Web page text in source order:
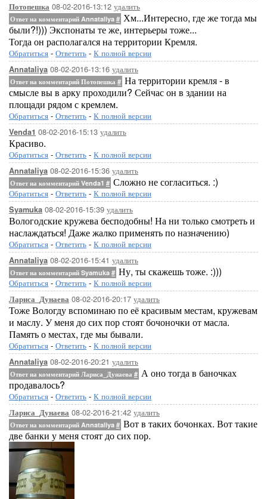
Потопешка 08-02-2016-13:12 удалить
Ответ на комментарий Annataliya # Хм...Интересно, где же тогда мы
были?!))) Экспонаты те же, интерьеры тоже...
Тогда он располагался на территории Кремля.
Обратиться - Ответить - К полной версии
Annataliya 08-02-2016-13:16 удалить
Ответ на комментарий Потопешка # На территории кремля - в
смысле вы в арку проходили? Сейчас он в здании на
площади рядом с кремлем.
Обратиться - Ответить - К полной версии
Venda1 08-02-2016-15:13 удалить
Красиво.
Обратиться - Ответить - К полной версии
Annataliya 08-02-2016-15:36 удалить
Ответ на комментарий Venda1 # Сложно не согласиться. :)
Обратиться - Ответить - К полной версии
Syamuka 08-02-2016-15:39 удалить
Вологодские кружева бесподобны! На ни только смотреть и
наслаждаться! Даже жалко применять по назначению)
Обратиться - Ответить - К полной версии
Annataliya 08-02-2016-15:41 удалить
Ответ на комментарий Syamuka # Ну, ты скажешь тоже. :)))
Обратиться - Ответить - К полной версии
Лариса_Дунаева 08-02-2016-20:17 удалить
Тоже Вологду вспоминаю по её красивым местам, кружевам
и маслу. У меня до сих пор стоят бочоночки от масла.
Память о местах, где мы бывали.
Обратиться - Ответить - К полной версии
Annataliya 08-02-2016-20:21 удалить
Ответ на комментарий Лариса_Дунаева # А оно тогда в баночках
продавалось?
Обратиться - Ответить - К полной версии
Лариса_Дунаева 08-02-2016-21:42 удалить
Ответ на комментарий Annataliya # Вот в таких бочонках. Вот такие
две банки у меня стоят до сих пор.